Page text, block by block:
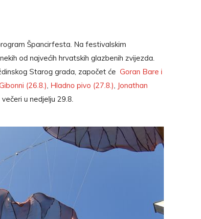
Špancirfesta. Na festivalskim
od najvećih hrvatskih glazbenih zvijezda.
Starog grada, započet će Goran Bare i
(26.8.), Hladno pivo (27.8.), Jonathan
u nedjelju 29.8.